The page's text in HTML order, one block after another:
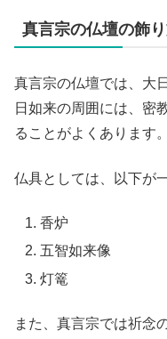
真言宗の仏壇の飾
真言宗の仏壇では、大
日如来の周囲には、密
ることがよくあります。
仏具としては、以下が
香炉
五智如来像
灯篭
また、真言宗では祈念